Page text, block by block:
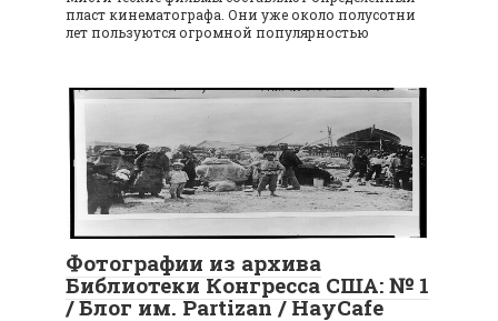
пласт кинематографа. Они уже около полусотни
лет пользуются огромной популярностью
Фотографии из архива
Библиотеки Конгресса США: № 1
/ Блог им. Partizan / HayCafe